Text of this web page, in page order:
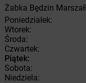
Żabka Będzin
Poniedziałek:
Wtorek:
Środa:
Czwartek:
Piątek:
Sobota:
Niedziela: